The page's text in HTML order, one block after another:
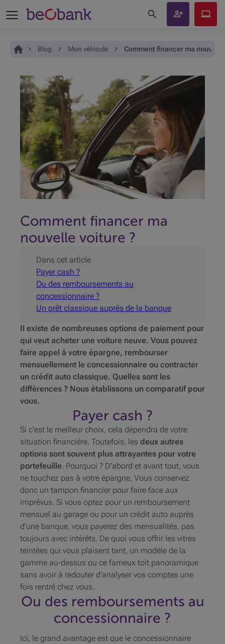
Vous êtes ici:
Accueil Blog Mon véhicule Comment financer ma
Comment financer ma
nouvelle voiture ?
Dans cet article
Payer cash ?
Ou des remboursements au
concessionnaire ?
Un prêt classique auprès de la banque
Il existe de nombreuses options de paiement pour
qui veut acheter une voiture neuve. Vous pouvez
faire appel à votre épargne, rembourser
mensuellement le concessionnaire ou contracter
un crédit auto classique. Quelles sont les
différences ? Nous établissons un comparatif pour
vous.
Payer cash ?
Si c'est le meilleur choix, cela dépendra de votre
situation financière. Toutefois, les deux autres
options sont souvent plus attrayantes pour votre
portefeuille. Pourquoi ? D'abord et avant tout, vous
ne touchez pas à votre épargne. Vous conservez
donc un tampon financier pour faire face aux
imprévus. Si vous optez pour un remboursement
mensuel au garage ou pour un crédit auto auprès
d'une banque, vous payerez des mensualités, pas
toujours avec intérêts. De quoi vous offrir les vitres
teintées qui vous plaisent tant, un modèle de la
gamme au-dessus ou ce fameux toit panoramique
sans avoir à redouter d'analyser vos comptes une
fois rentré chez vous.
Ou des remboursements au
concessionnaire ?
Ici, le grand avantage est que le concessionnaire